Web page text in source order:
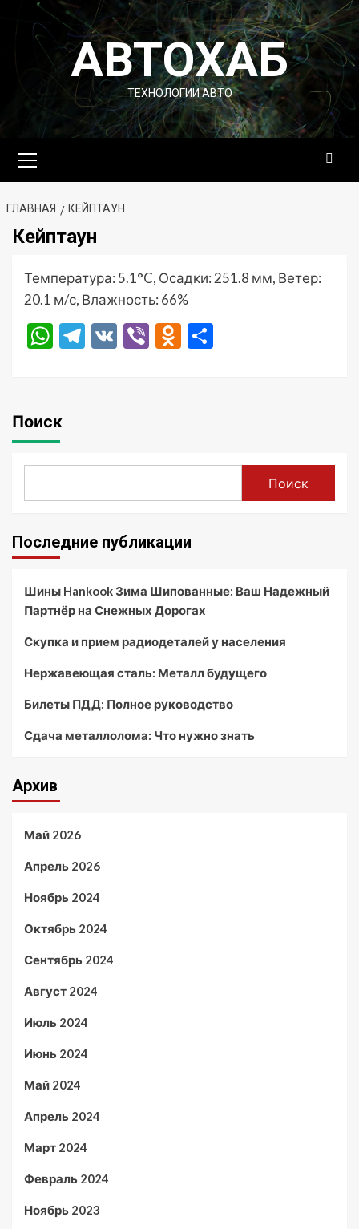
Перейти
содержимомуАВТОХАБ
ТЕХНОЛОГИИ АВТО
меню
ГЛАВНАЯ КЕЙПТАУН
Кейптаун
Температура: 5.1°C, Осадки: 251.8 мм, Ветер:
20.1 м/с, Влажность: 66%
WhatsApp
Telegram
VK ViberOdnoklassniki
Поиск
Поиск
Последние публикации
Шины Hankook Зима Шипованные: Ваш Надежный
Партнёр на Снежных Дорогах
Скупка и прием радиодеталей у населения
Нержавеющая сталь: Металл будущего
Билеты ПДД: Полное руководство
Сдача металлолома: Что нужно знать
Архив
Май 2026
Апрель 2026
Ноябрь 2024
Октябрь 2024
Сентябрь 2024
Август 2024
Июль 2024
Июнь 2024
Май 2024
Апрель 2024
Март 2024
Февраль 2024
Ноябрь 2023